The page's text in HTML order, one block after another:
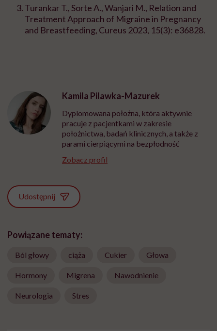
Turankar T., Sorte A., Wanjari M., Relation and
Treatment Approach of Migraine in Pregnancy
and Breastfeeding, Cureus 2023, 15(3): e36828.
Kamila Pilawka-Mazurek
Dyplomowana położna, która aktywnie
pracuje z pacjentkami w zakresie
położnictwa, badań klinicznych, a także z
parami cierpiącymi na bezpłodność
Zobacz profil
Udostępnij
Powiązane tematy:
Ból głowy ciąża Cukier Głowa
Hormony Migrena Nawodnienie
Neurologia Stres